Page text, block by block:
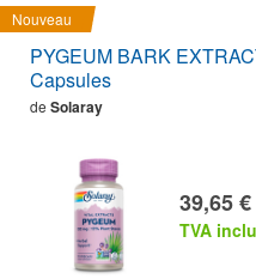
Nouveau
PYGEUM BARK
Capsules
de Solaray
39,65 €
TVA